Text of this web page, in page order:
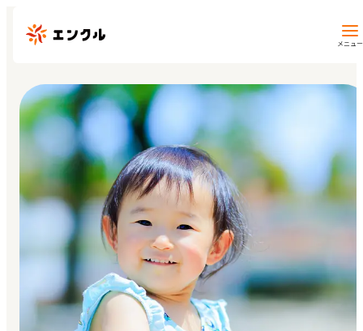
メニュー
保育園・幼稚園を探す
地図から探す
地域から探す
マイページ
閲覧履歴